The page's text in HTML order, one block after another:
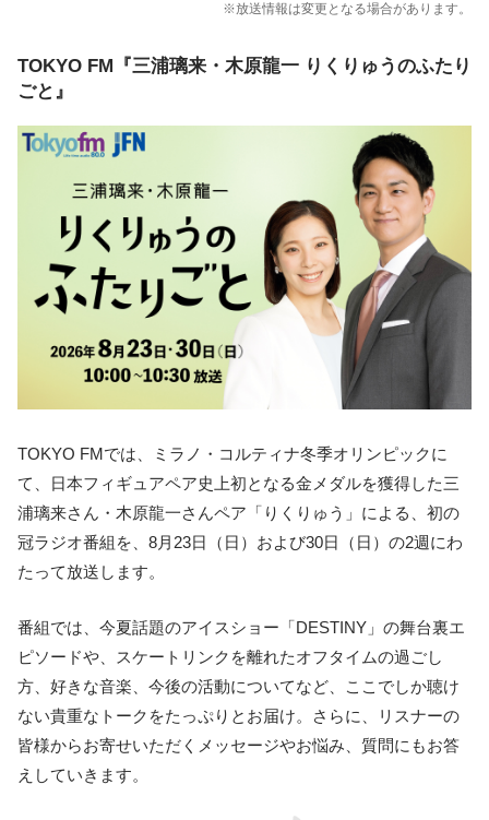
※放送情報は変更となる場合があります。
TOKYO FM『三浦璃来・木原龍一 りくりゅうのふたり
ごと』
TOKYO FMでは、ミラノ・コルティナ冬季オリンピックに
て、日本フィギュアペア史上初となる金メダルを獲得した三
浦璃来さん・木原龍一さんペア「りくりゅう」による、初の
冠ラジオ番組を、8月23日（日）および30日（日）の2週にわ
たって放送します。
番組では、今夏話題のアイスショー「DESTINY」の舞台裏エ
ピソードや、スケートリンクを離れたオフタイムの過ごし
方、好きな音楽、今後の活動についてなど、ここでしか聴け
ない貴重なトークをたっぷりとお届け。さらに、リスナーの
皆様からお寄せいただくメッセージやお悩み、質問にもお答
えしていきます。